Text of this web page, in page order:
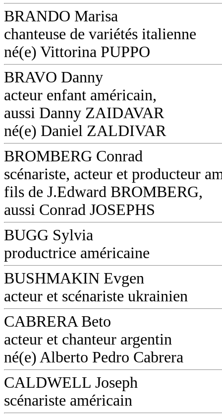
BRANDO Marisa
chanteuse de variétés italienne
né(e) Vittorina PUPPO
BRAVO Danny
acteur enfant américain,
aussi Danny ZAIDAVAR
né(e) Daniel ZALDIVAR
BROMBERG Conrad
scénariste, acteur et producteur
fils de J.Edward BROMBERG,
aussi Conrad JOSEPHS
BUGG Sylvia
productrice américaine
BUSHMAKIN Evgen
acteur et scénariste ukrainien
CABRERA Beto
acteur et chanteur argentin
né(e) Alberto Pedro Cabrera
CALDWELL Joseph
scénariste américain